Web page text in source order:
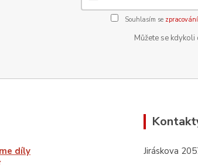
Souhlasím se
Můžete se
díly
Jiráskova